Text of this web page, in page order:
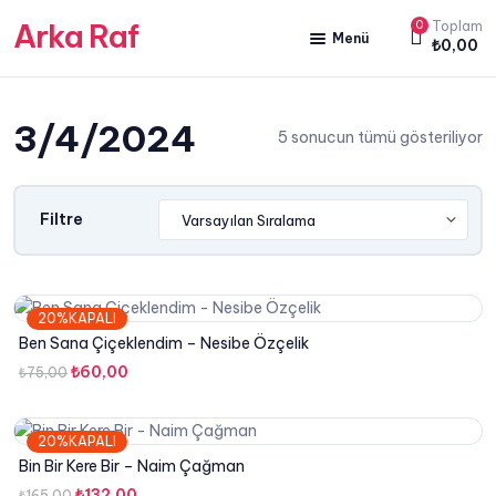
Arka Raf Menü
ANA SAYFA
HAKKIMIZDA
YAZARLARIMIZ
0 Toplam
₺0,00
3/4/2024 5 sonucun tümü gösteriliyor
Filtre
20%KAPALI
Ben Sana Çiçeklendim – Nesibe Özçelik
₺75,00 Orijinal
₺75,00.
₺60,00
fiyat:
₺60,00.
20%KAPALI
Bin Bir Kere Bir – Naim Çağman